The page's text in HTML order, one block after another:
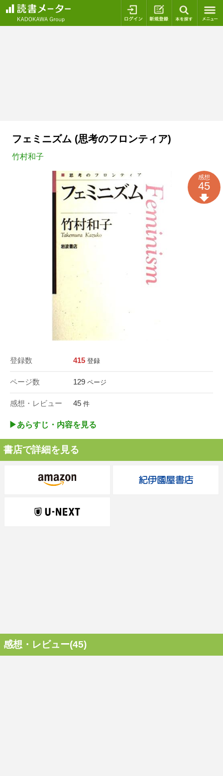
ログイン 新規登録
フェミニズム (思考のフロンティア)
竹村和子
登録数 415 登録
ページ数 129 ページ
感想・レビュー 45 件
感想
45
▶︎あらすじ・内容を見る
書店で詳細を見る
感想・レビュー(45)